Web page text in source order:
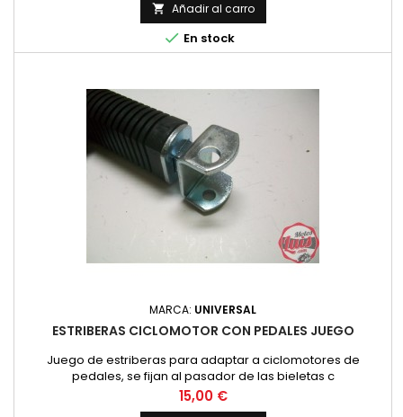
 Añadir al carro
 En stock
MARCA: UNIVERSAL
ESTRIBERAS CICLOMOTOR CON PEDALES JUEGO
Juego de estriberas para adaptar a ciclomotores de
pedales, se fijan al pasador de las bieletas c
Precio
15,00 €